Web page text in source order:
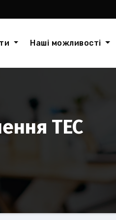
Наші можливості
ТЕС